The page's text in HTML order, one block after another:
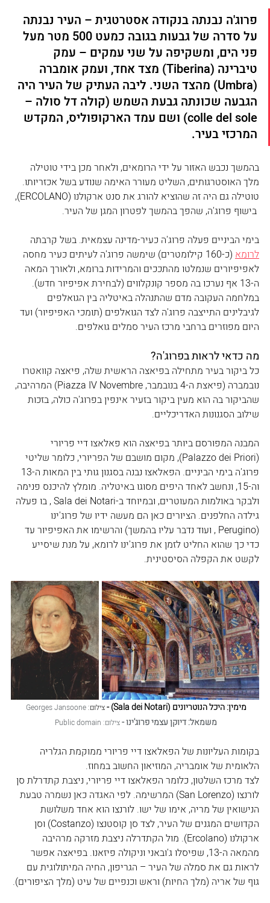
פרוג'ה נבנתה בנקודה אסטרטגית – העיר נבנתה
על סדרה של גבעות בגובה כמעט 500 מטר מעל
פני הים, ומשקיפה על שני עמקים – עמק
טיברינה (Tiberina) מצד אחד, ועמק אומברה
(Umbra) מהצד השני. ליבה העתיק של העיר היה
הגבעה שכונתה גבעת השמש (קולה דל סולה –
colle del sole) ושם עמד הארקופוליס, המקדש
המרכזי בעיר.
בהמשך נכבש האזור על ידי הרומאים, ולאחר מכן בידי טוטילה
מלך האוסטרגותים, השליט מעורר האימה שנודע בשל אכזריותו.
טוטילה גם היה זה שהוציא להורג את סנט ארקולנו (ERCOLANO),
בישוף פרוג'ה, שהפך בהמשך לפטרון המגן של העיר.
בימי הביניים פעלה פרוג'ה כעיר-מדינה עצמאית. בשל קרבתה
לרומא
(כ-160 קילומטרים) שימשה פרוג'ה לעיתים כעיר מחסה
לאפיפיורים שנמלטו מהתככים והמרידות ברומא, ולאורך המאה
ה-13 אף נערכו בה מספר קונקלווים (לבחירת אפיפיור חדש).
במלחמה העקובה מדם שהתנהלה באיטליה בין הגואלפים
לגיבלינים התייצבה פרוג'ה לצד הגואלפים (תומכי האפיפיור) ועד
היום מפוזרים ברחבי מרכז העיר סמלים גואלפים.
מה כדאי לראות בפרוג'ה?
כל ביקור בעיר מתחילה בפיאצה הראשית שלה, פיאצה קוואטרו
נובמברה (פיאצת ה-4 בנובמבר, Piazza IV Novembre) המרהיבה,
שהביקור בה הוא מעין ביקור בזעיר אינפין בפרוג'ה כולה, בזכות
שילוב הסגנונות האדריכליים.
המבנה המפורסם ביותר בפיאצה הוא פאלאצו דיי פריורי
(Palazzo dei Priori), מקום מושבם של הפריורי, כלומר שליטי
וה-15, ונחשב לאחד היפים מסוגו באיטליה. מומלץ להיכנס פנימה
ולבקר באולמות המעוטרים, ובמיוחד ב-Sala dei Notari , בו פעלה
גילדה החלפנים. הציורים כאן הם מעשה ידיו של פרוג'ינו
(Perugino , ועוד נדבר עליו בהמשך) והרשימו את האפיפיור עד
כדי כך שהוא החליט לזמן את פרוג'ינו לרומא, על מנת שיסייע
לקשט את הקפלה הסיסטינית.
מימין: היכל הנוטריונים (Sala dei Notari) - צילום: Georges Jansoone
משמאל: דיוקן עצמי פרוג'ינו - צילום: Public domain
בקומות העליונות של הפאלאצו דיי פריורי ממוקמת הגלריה
הלאומית של אומבריה, המוזיאון החשוב במחוז.
לצד מרכז השלטון, כלומר הפאלאצו דיי פריורי, ניצבת קתדרלת סן
לורנצו (San Lorenzo) המרשימה. לפי האגדה כאן נשמרה טבעת
הנישואין של מריה, אימו של ישו. לורנצו הוא אחד משלושת
הקדושים המגנים של העיר, לצד סן קוסטנצו (Costanzo) וסן
ארקולנו (Ercolano). מול הקתדרלה ניצבת מזרקה מרהיבה
מהמאה ה-13, שפיסלו ג'ובאני וניקולה פיזאנו. בפיאצה אפשר
לראות גם את סמלה של העיר – הגריפון, החיה המיתולוגית עם
גוף של אריה (מלך החיות) וראש וכנפיים של עיט (מלך הציפורים).